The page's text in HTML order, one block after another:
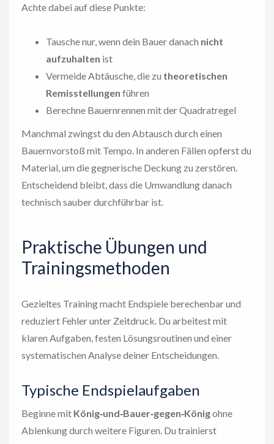
Achte dabei auf diese Punkte:
Tausche nur, wenn dein Bauer danach nicht
aufzuhalten ist
Vermeide Abtäusche, die zu theoretischen
Remisstellungen führen
Berechne Bauernrennen mit der Quadratregel
Manchmal zwingst du den Abtausch durch einen
Bauernvorstoß mit Tempo. In anderen Fällen opferst du
Material, um die gegnerische Deckung zu zerstören.
Entscheidend bleibt, dass die Umwandlung danach
technisch sauber durchführbar ist.
Praktische Übungen und
Trainingsmethoden
Gezieltes Training macht Endspiele berechenbar und
reduziert Fehler unter Zeitdruck. Du arbeitest mit
klaren Aufgaben, festen Lösungsroutinen und einer
systematischen Analyse deiner Entscheidungen.
Typische Endspielaufgaben
Beginne mit König‑und‑Bauer‑gegen‑Königohne
Ablenkung durch weitere Figuren. Du trainierst